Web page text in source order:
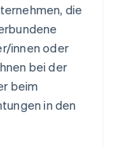
die
innen oder
bei der
beim
in den